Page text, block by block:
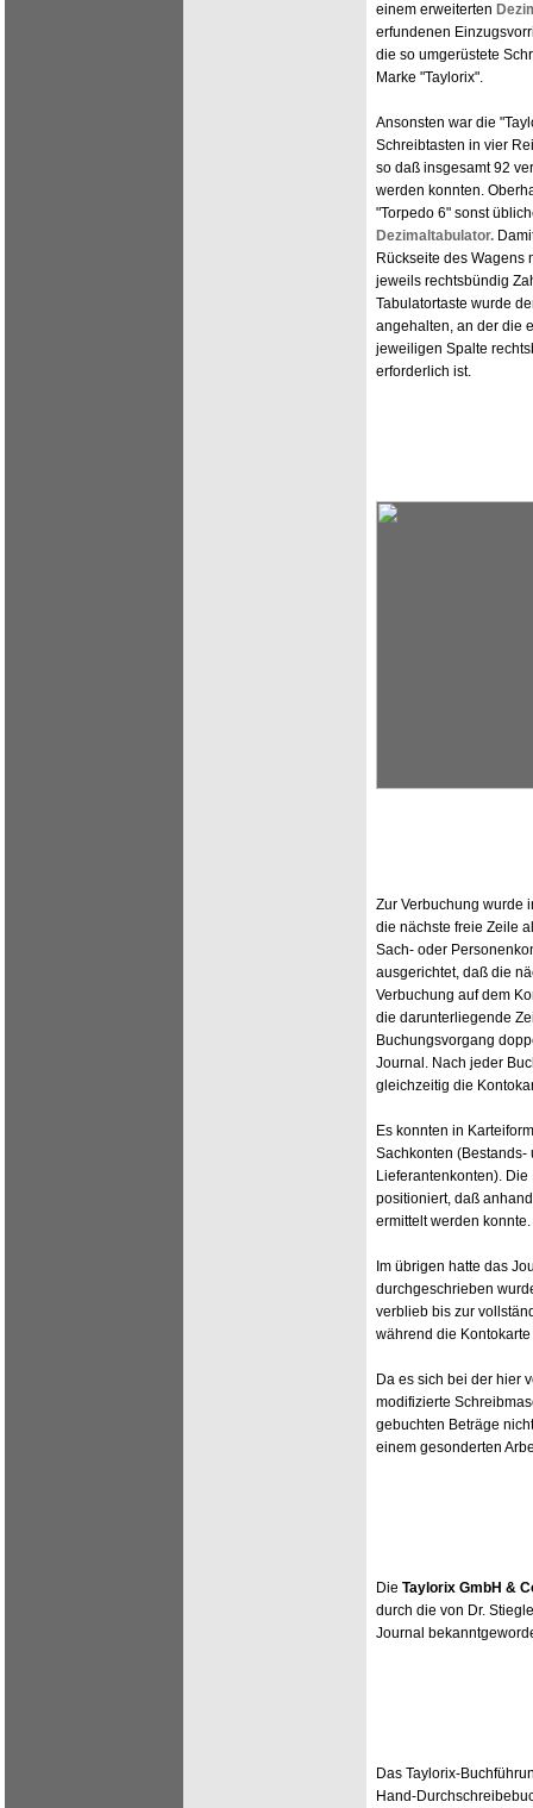
einem erweiterten
erfundenen
die so umgerüstete
Marke "Taylorix".
Ansonsten war die
Schreibtasten in vier
so daß insgesamt 92
werden konnten.
"Torpedo 6" sonst
Dezimaltabulator.
Rückseite des Wagens
jeweils rechtsbündig
Tabulatortaste wurde
angehalten, an der die
jeweiligen Spalte
erforderlich ist.
Zur Verbuchung wurde
die nächste freie Zeile
Sach- oder
ausgerichtet, daß die
Verbuchung auf dem
die darunterliegende
Buchungsvorgang
Journal. Nach jeder
gleichzeitig die
Es konnten in
Sachkonten
Lieferantenkonten).
positioniert, daß
ermittelt werden konnte.
Im übrigen hatte das
durchgeschrieben
verblieb bis zur
während die
Da es sich bei der hier
modifizierte
gebuchten Beträge
einem gesonderten
Die Taylorix GmbH &
durch die von Dr.
Journal
Das Taylorix-
Hand-